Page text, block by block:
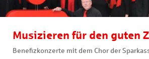
Musizieren für den guten
Benefizkonzerte mit dem Chor der